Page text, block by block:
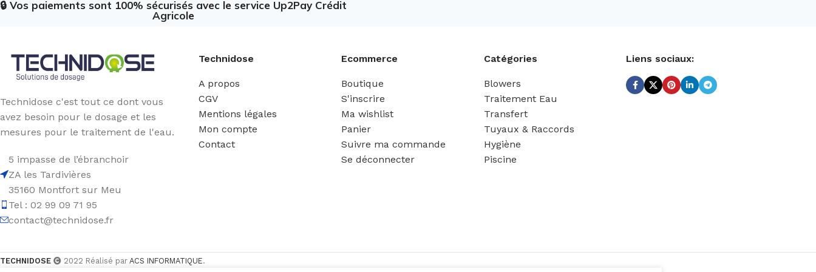
🔒 Vos paiements sont 100% sécurisés avec le service Up2Pay Crédit
Agricole
Technidose c'est tout ce dont vous
avez besoin pour le dosage et les
mesures pour le traitement de l'eau.
5 impasse de l’ébranchoir
ZA les Tardivières
35160 Montfort sur Meu
Tel : 02 99 09 71 95
contact@technidose.fr
Technidose
A propos
CGV
Mentions légales
Mon compte
Contact
Ecommerce
Boutique
S'inscrire
Ma wishlist
Panier
Suivre ma commande
Se déconnecter
Catégories
Blowers
Traitement Eau
Transfert
Tuyaux & Raccords
Hygiène
Piscine
Liens sociaux:
TECHNIDOSE 2022 Réalisé par ACS INFORMATIQUE.